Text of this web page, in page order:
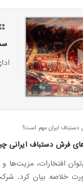
دستباف ایران مهم است؟
فرش دستباف ایرانی
افتخارات، مزیت‌ها
صورت خلاصه بیان